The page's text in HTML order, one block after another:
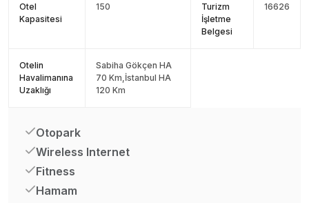
Otel
Kapasitesi
150
Turizm
İşletme
Belgesi
16626
Otelin
Havalimanına
Uzaklığı
Sabiha Gökçen HA
70 Km,İstanbul HA
120 Km
Otopark
Wireless Internet
Fitness
Hamam